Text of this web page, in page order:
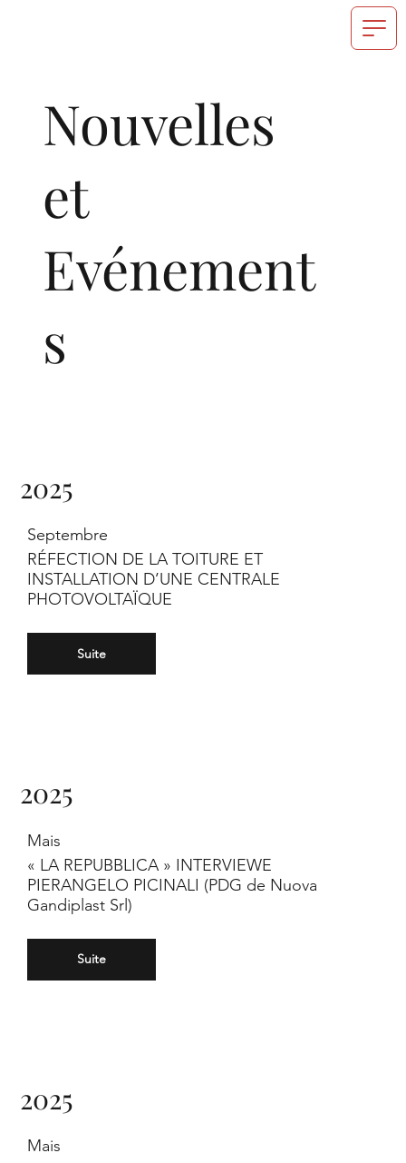
2025
Septembre
RÉFECTION DE LA TOITURE ET
INSTALLATION D’UNE CENTRALE
PHOTOVOLTAÏQUE
Suite
2025
Mais
« LA REPUBBLICA » INTERVIEWE
PIERANGELO PICINALI (PDG de Nuova
Gandiplast Srl)
Suite
2025
Mais
Nouvelles
et
Evénement
s